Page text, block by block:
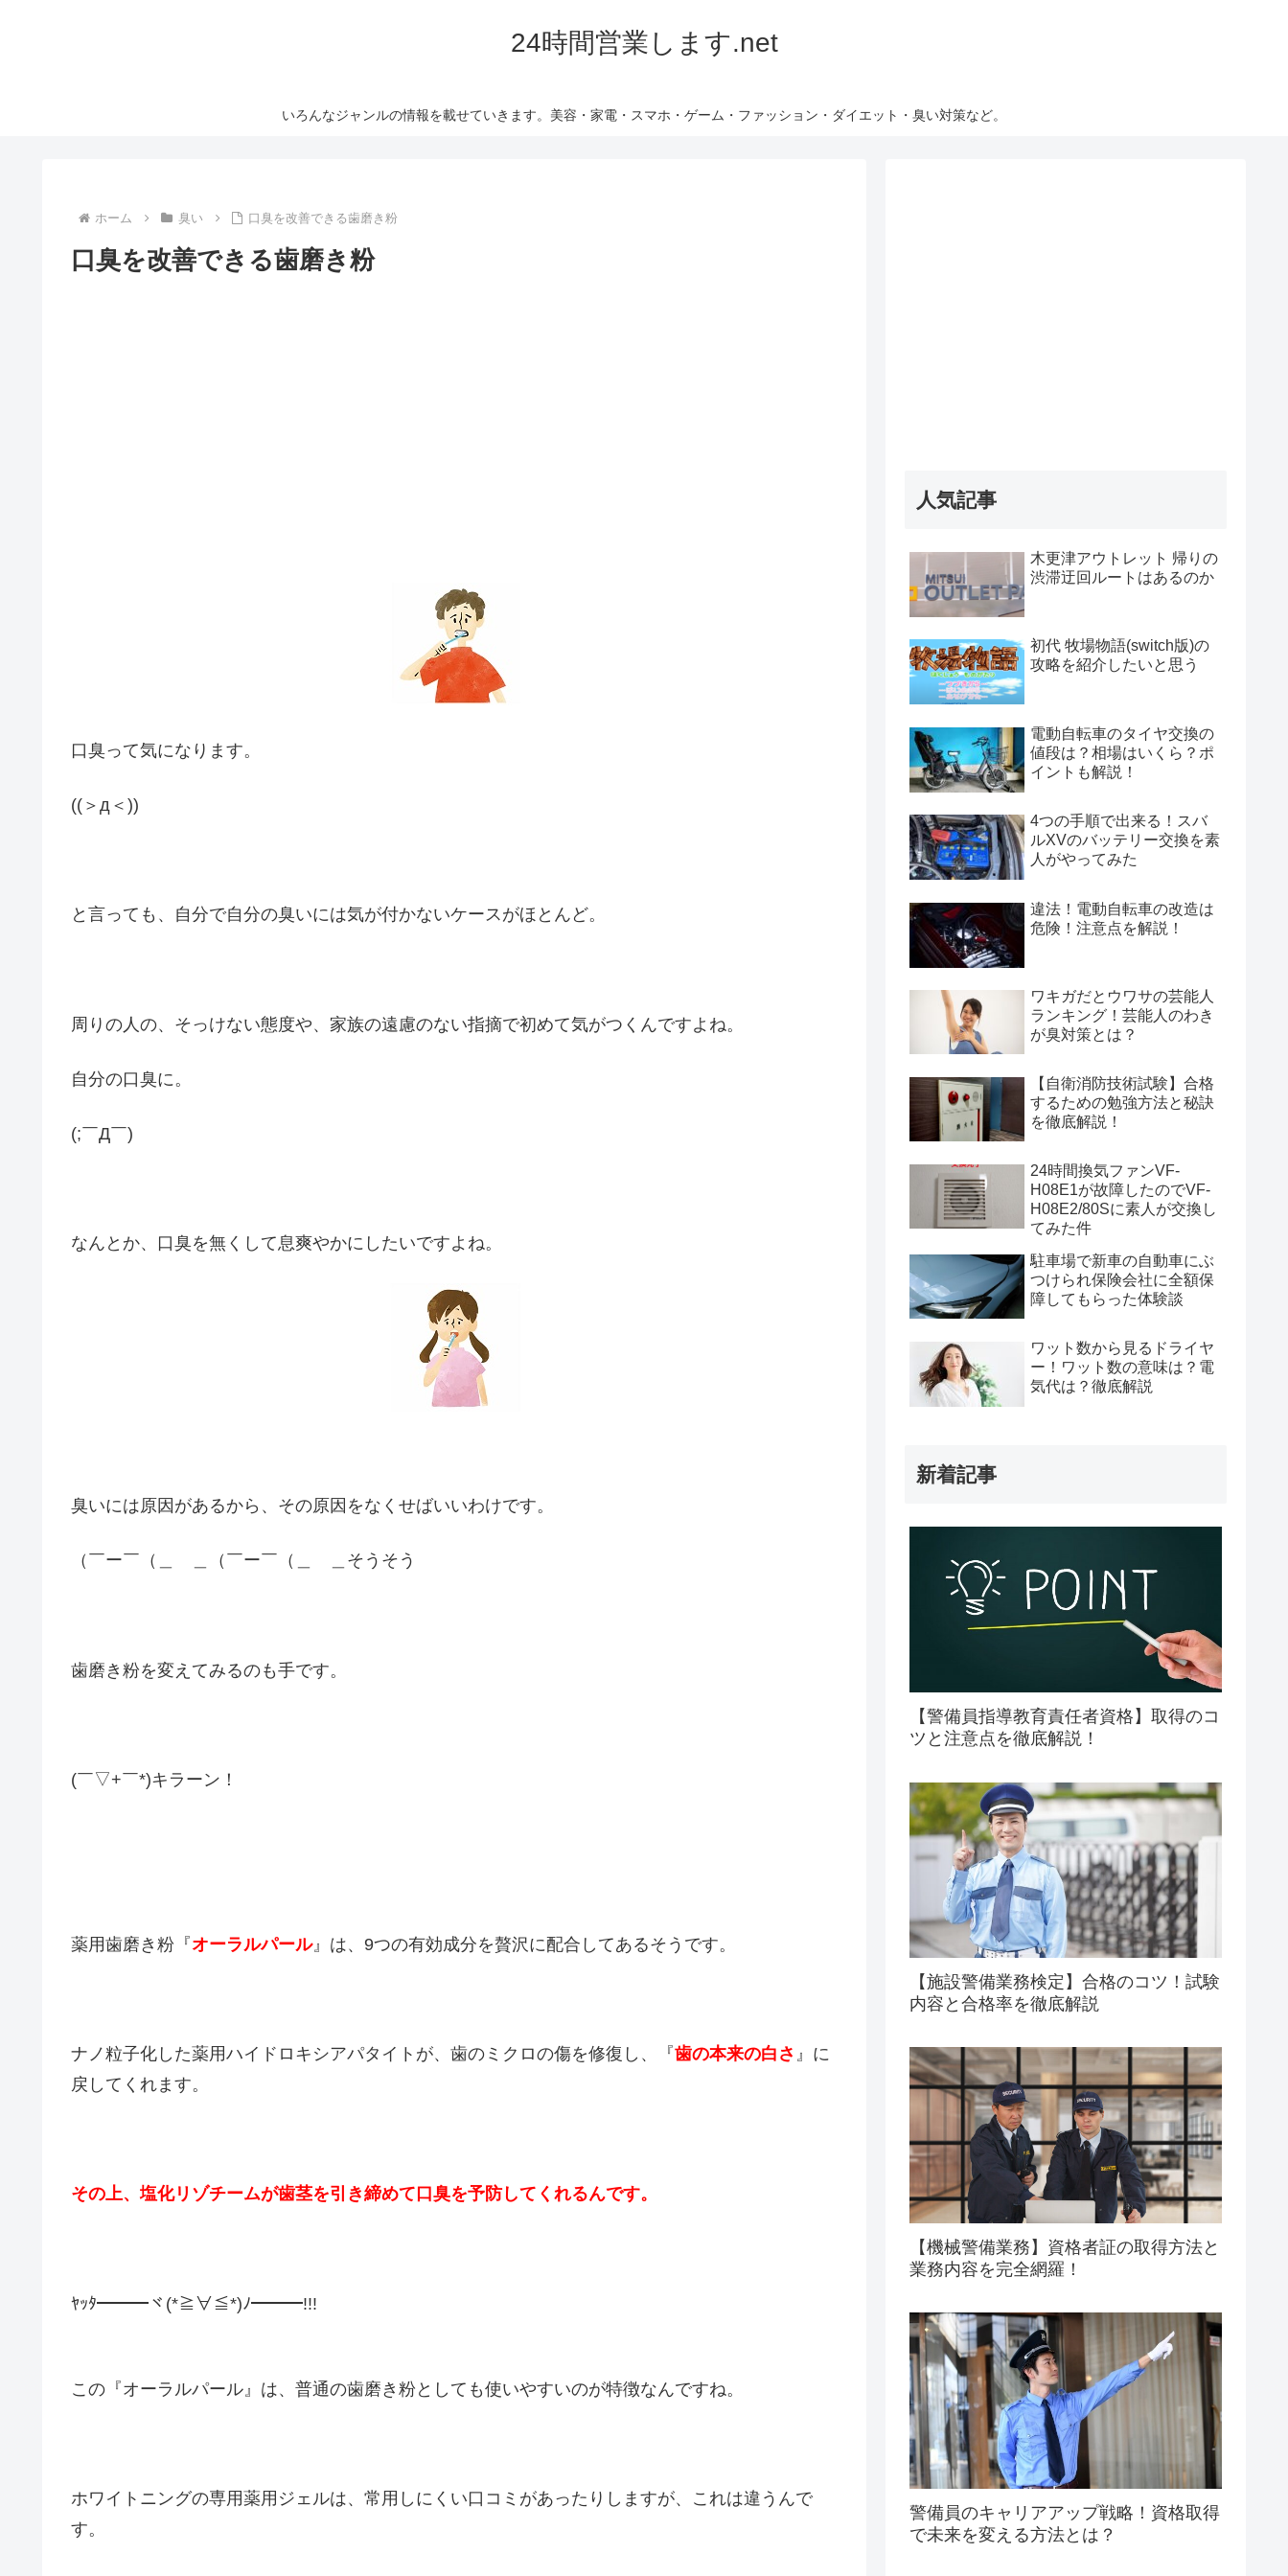
24時間営業します.net
いろんなジャンルの情報を載せていきます。美容・家電・スマホ・ゲーム・ファッション・ダイエット・臭い対策など。
ホーム 臭い 口臭を改善できる歯磨き粉
口臭を改善できる歯磨き粉
口臭って気になります。
((＞д＜))
と言っても、自分で自分の臭いには気が付かないケースがほとんど。
周りの人の、そっけない態度や、家族の遠慮のない指摘で初めて気がつくんですよね。
自分の口臭に。
(;￣Д￣)
なんとか、口臭を無くして息爽やかにしたいですよね。
臭いには原因があるから、その原因をなくせばいいわけです。
（￣ー￣（＿ ＿（￣ー￣（＿ ＿そうそう
歯磨き粉を変えてみるのも手です。
(￣▽+￣*)キラーン！
薬用歯磨き粉『オーラルパール』は、9つの有効成分を贅沢に配合してあるそうです。
ナノ粒子化した薬用ハイドロキシアパタイトが、歯のミクロの傷を修復し、『歯の本来の白さ 』に
戻してくれます。
その上、塩化リゾチームが歯茎を引き締めて口臭を予防してくれるんです。
ﾔｯﾀ━━━ヾ(*≧∀≦*)ﾉ━━━!!!
この『オーラルパール』は、普通の歯磨き粉としても使いやすいのが特徴なんですね。
ホワイトニングの専用薬用ジェルは、常用しにくい口コミがあったりしますが、これは違うんで
す。
人気記事
木更津アウトレット 帰りの
渋滞迂回ルートはあるのか
初代 牧場物語(switch版)の
攻略を紹介したいと思う
電動自転車のタイヤ交換の
値段は？相場はいくら？ポ
イントも解説！
4つの手順で出来る！スバ
ルXVのバッテリー交換を素
人がやってみた
違法！電動自転車の改造は
危険！注意点を解説！
ワキガだとウワサの芸能人
ランキング！芸能人のわき
が臭対策とは？
【自衛消防技術試験】合格
するための勉強方法と秘訣
を徹底解説！
24時間換気ファンVF-
H08E1が故障したのでVF-
H08E2/80Sに素人が交換し
てみた件
駐車場で新車の自動車にぶ
つけられ保険会社に全額保
障してもらった体験談
ワット数から見るドライヤ
ー！ワット数の意味は？電
気代は？徹底解説
新着記事
【警備員指導教育責任者資格】取得のコ
ツと注意点を徹底解説！
【施設警備業務検定】合格のコツ！試験
内容と合格率を徹底解説
【機械警備業務】資格者証の取得方法と
業務内容を完全網羅！
警備員のキャリアアップ戦略！資格取得
で未来を変える方法とは？